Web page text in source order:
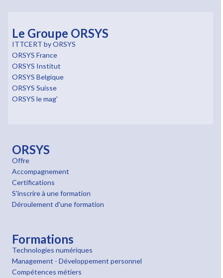
Le Groupe ORSYS
ITTCERT by ORSYS
ORSYS France
ORSYS Institut
ORSYS Belgique
ORSYS Suisse
ORSYS le mag'
ORSYS
Offre
Accompagnement
Certifications
S'inscrire à une formation
Déroulement d'une formation
Formations
Technologies numériques
Management - Développement personnel
Compétences métiers